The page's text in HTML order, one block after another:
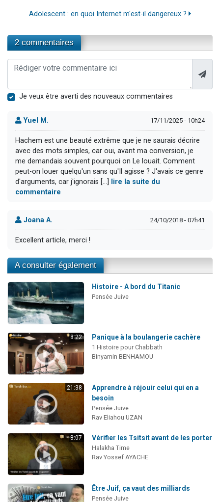
Adolescent : en quoi Internet m'est-il dangereux ?
2 commentaires
Je veux être averti des nouveaux commentaires
Yuel M. 17/11/2025 - 10h24
Hachem est une beauté extrême que je ne saurais décrire
avec des mots simples, car oui, avant ma conversion, je
me demandais souvent pourquoi on Le louait. Comment
peut-on louer quelqu'un sans qu'Il agisse ? J'avais ce genre
d'arguments, car j'ignorais [...] lire la suite du
commentaire
Joana A. 24/10/2018 - 07h41
Excellent article, merci !
A consulter également
Histoire - A bord du Titanic
Pensée Juive
8:22 Panique à la boulangerie cachère
1 Histoire pour Chabbath
Binyamin BENHAMOU
21:38
Apprendre à réjouir celui qui en a
besoin
Pensée Juive
Rav Eliahou UZAN
8:07 Vérifier les Tsitsit avant de les porter
Halakha Time
Rav Yossef AYACHE
Être Juif, ça vaut des milliards
Pensée Juive